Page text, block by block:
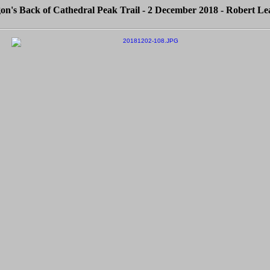
Back of Cathedral Peak Trail - 2 December 2018 - Robert